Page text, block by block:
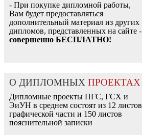
- При покупке дипломной работы,
Вам будет предоставляться
дополнительный материал из других
дипломов, представленных на сайте -
совершенно БЕСПЛАТНО!
О ДИПЛОМНЫХ ПРОЕКТАХ
Дипломные проекты ПГС, ГСХ и
ЭиУН в среднем состоят из 12 листов
графической части и 150 листов
пояснительной записки